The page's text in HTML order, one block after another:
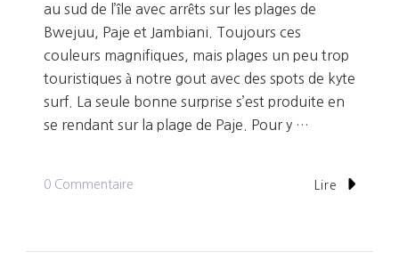
au sud de l’île avec arrêts sur les plages de
Bwejuu, Paje et Jambiani. Toujours ces
couleurs magnifiques, mais plages un peu trop
touristiques à notre gout avec des spots de kyte
surf. La seule bonne surprise s’est produite en
se rendant sur la plage de Paje. Pour y …
0 Commentaire Lire